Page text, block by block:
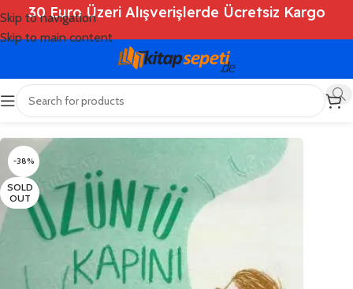
Skip to navigation
Skip to main content
30 Euro Üzeri Alışverişlerde Ücretsiz Kargo
Ana Sayfa Shop
-38%
SOLD
OUT